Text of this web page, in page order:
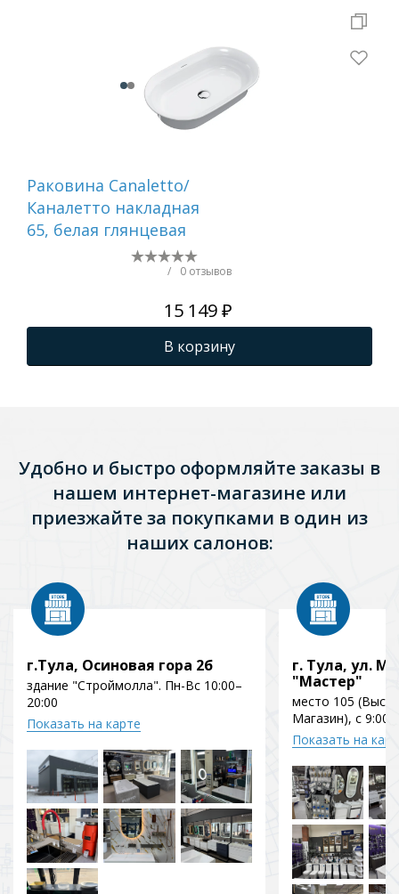
Раковина Canaletto/
Каналетто накладная
65, белая глянцевая
/ 0 отзывов
15 149 ₽
В корзину
Удобно и быстро оформляйте заказы в
нашем интернет-магазине или
приезжайте за покупками в один из
наших салонов:
г.Тула, Осиновая гора 2б
здание "Строймолла". Пн-Вс 10:00–
20:00
Показать на карте
г. Тула, ул.
"Мастер"
место 105
Магазин), с 9:00
Показать на